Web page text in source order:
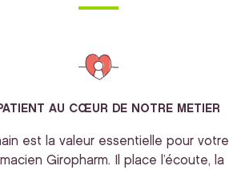
AU CŒUR DE NOTRE METIER
est la valeur essentielle pour votre
Giropharm. Il place l’écoute, la